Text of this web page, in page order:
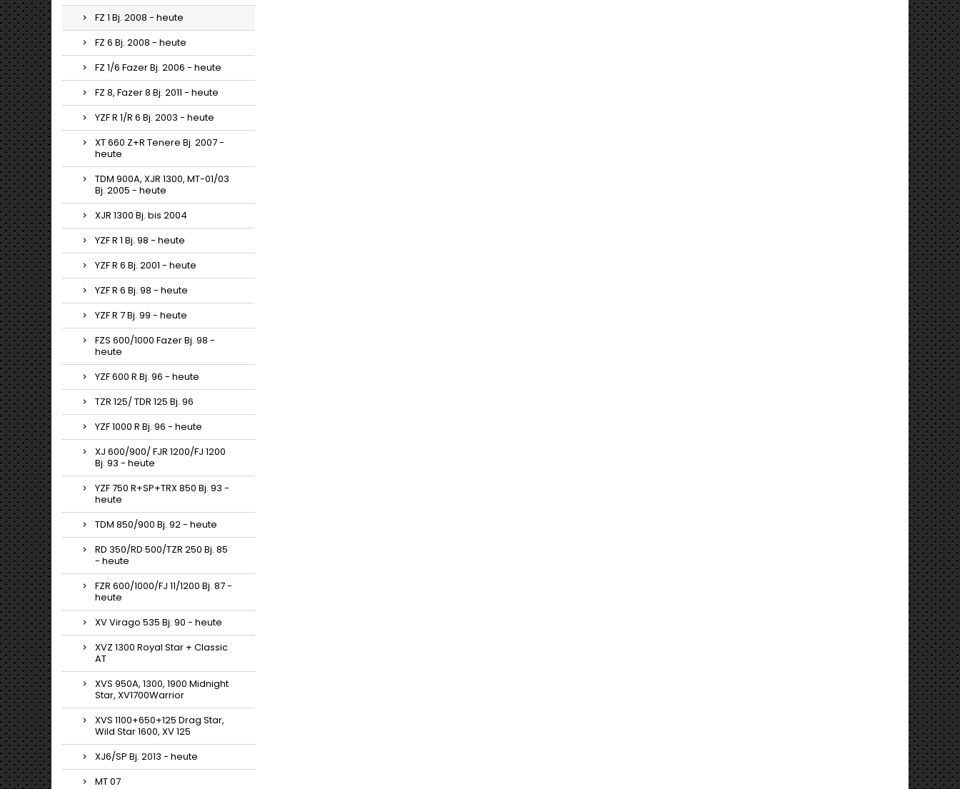
FZ 1 Bj. 2008 - heute
FZ 6 Bj. 2008 - heute
FZ 1/6 Fazer Bj. 2006 - heute
FZ 8, Fazer 8 Bj. 2011 - heute
YZF R 1/R 6 Bj. 2003 - heute
XT 660 Z+R Tenere Bj. 2007 -
heute
TDM 900A, XJR 1300, MT-01/03
Bj. 2005 - heute
XJR 1300 Bj. bis 2004
YZF R 1 Bj. 98 - heute
YZF R 6 Bj. 2001 - heute
YZF R 6 Bj. 98 - heute
YZF R 7 Bj. 99 - heute
FZS 600/1000 Fazer Bj. 98 -
heute
YZF 600 R Bj. 96 - heute
TZR 125/ TDR 125 Bj. 96
YZF 1000 R Bj. 96 - heute
XJ 600/900/ FJR 1200/FJ 1200
Bj. 93 - heute
YZF 750 R+SP+TRX 850 Bj. 93 -
heute
TDM 850/900 Bj. 92 - heute
RD 350/RD 500/TZR 250 Bj. 85
- heute
FZR 600/1000/FJ 11/1200 Bj. 87 -
heute
XV Virago 535 Bj. 90 - heute
XVZ 1300 Royal Star + Classic
AT
XVS 950A, 1300, 1900 Midnight
Star, XV1700Warrior
XVS 1100+650+125 Drag Star,
Wild Star 1600, XV 125
XJ6/SP Bj. 2013 - heute
MT 07